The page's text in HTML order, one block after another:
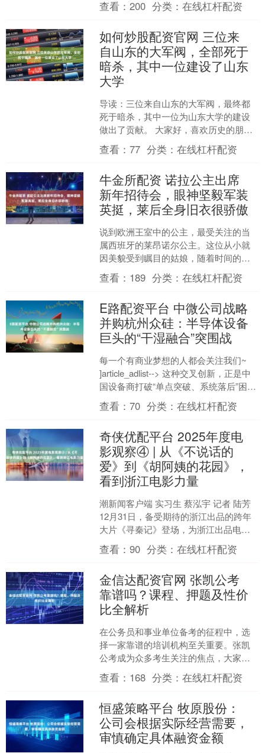
五”期间，国家电....
查看：200 分类：在线杠杆配资
如何炒股配资官网 三位来
自山东的大军阀，全部死于
暗杀，其中一位建设了山东
大学
导读：三位来自山东的大军阀，最终都
死于暗杀，其中一位为山东大学的建设
做出了贡献。 大家好，喜欢历史的朋友
可以关注小编。每个历史时期都有许多
重要人物，他们的存在对....
查看：77 分类：在线杠杆配资
牛金所配资 诺拉公主出席
新年招待会，眼神坚毅军装
英挺，莱后全身旧衣很骄傲
说到欧洲王室中的公主，最受关注的当
属西班牙的莱昂诺尔公主。这位从小就
因美貌受到瞩目的姑娘，随着时间的推
移，已经褪去了童年的稚气，如今成为
了一名身披各类荣誉勋章的....
查看： 189 分类：在线杠杆配资
E路配资平台 中微公司战略
并购杭州众硅：半导体设备
巨头的“干湿融合”突围战
每一个有商业梦想的人都会关注我们~
]article_adlist--> 这种交叉创新，正是中
国设备商打破“单点突破、系统落后”困局
的关键。 近日，中国半导体设....
查看：70 分类：在线杠杆配资
奇侠优配平台 2025年度电
影观察④ | 从《不说话的
爱》到《胡阿姨的花园》，
看到浙江电影力量
潮新闻客户端 实习生 蔡泓宇 记者 陆芳
12月31日，备受期待的浙江出品的跨年
大片《寻秦记》登场，为浙江出品电影
的2025年画上了一个厚重的句号。 在
2025....
查看：90 分类：在线杠杆配资
金信达配资官网 张凯公考
靠谱吗？课程、押题及性价
比全解析
在公务员和事业单位备考的征程中，选
择一家靠谱的培训机构至关重要。张凯
公考成为众多考生关注的焦点，大家纷
纷探讨其课程安排是否合理、押题准不
准以及靠不靠谱等问题。接....
查看： 168 分类：在线杠杆配资
恒盛策略平台 牧原股份：
公司会根据实际经营需要，
审慎确定具体融资金额